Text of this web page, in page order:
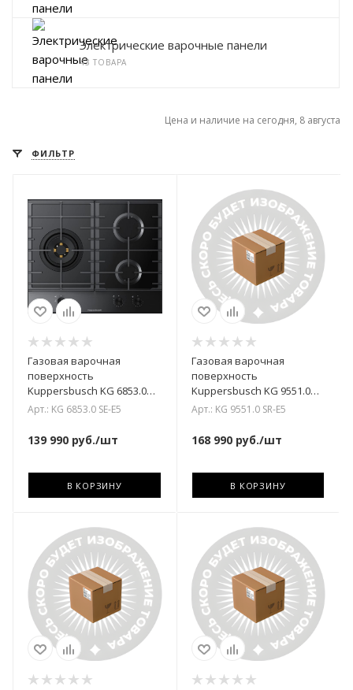
Электрические варочные панели
43 ТОВАРА
Цена и наличие на сегодня, 8 августа
ФИЛЬТР
Газовая варочная
поверхность
Kuppersbusch KG 6853.0
SE-E5
Арт.: KG 6853.0 SE-E5
139 990 руб./шт
В КОРЗИНУ
Газовая варочная
поверхность
Kuppersbusch KG 9551.0
SR-E6
Арт.: KG 9551.0 SR-E5
168 990руб./шт
В КОРЗИНУ